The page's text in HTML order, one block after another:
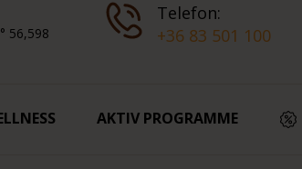
56,598
Telefon:
+36 83 501 100
AKTIV PROGRAMME